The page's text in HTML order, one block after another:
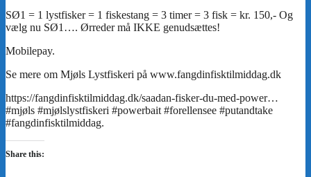
Share this: